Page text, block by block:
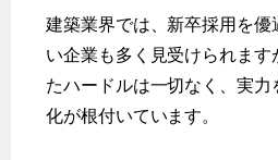
建築業界では、新卒採用を優
い企業も多く見受けられま
たハードルは一切なく、実
化が根付いています。